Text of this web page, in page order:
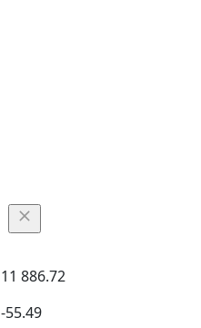
11 886.72
-55.49